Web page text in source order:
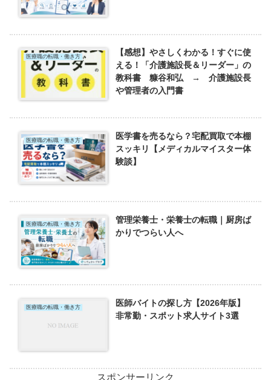
医療職の転職・働き方
【感想】やさしくわかる！すぐに使
える！「介護施設長＆リーダー」の
教科書 糠谷和弘 → 介護施設長
や管理者の入門書
医療職の転職・働き方
医学書を売るなら？宅配買取で本棚
スッキリ【メディカルマイスター体
験談】
医療職の転職・働き方
管理栄養士・栄養士の転職｜厨房ば
かりでつらい人へ
医療職の転職・働き方
医師バイトの探し方【2026年版】
非常勤・スポット求人サイト3選
スポンサーリンク